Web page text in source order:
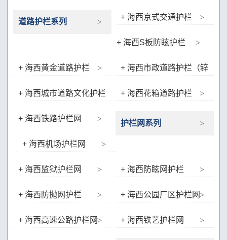
道路护栏系列
+ 海西京式交通护栏
+ 海西S板防眩护栏
+ 海西市政道路护栏（锌
+ 海西黄金道路护栏
+ 海西花箱道路护栏
+ 海西城市道路文化护栏
护栏网系列
+ 海西铁路护栏网
+ 海西机场护栏网
+ 海西监狱护栏网 + 海西防眩网护栏
+ 海西防抛网护栏
+ 海西公园厂区护栏网
栏）
+ 海西高速公路护栏网
+ 海西铁艺护栏网